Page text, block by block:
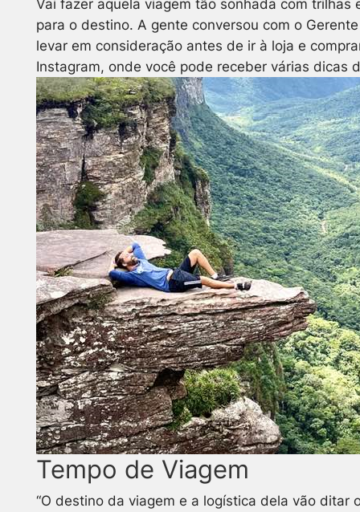
Vai fazer aquela viagem tão sonhada com
para o destino. A gente conversou com o
levar em consideração antes de ir à loja e
Instagram, onde você pode receber várias dicas
Tempo de Viagem
“O destino da viagem e a logística dela vão